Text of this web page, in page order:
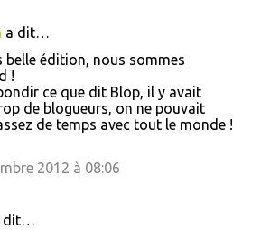
a dit…
belle édition, nous sommes
!
ce que dit Blop, il y avait
de blogueurs, on ne pouvait
de temps avec tout le monde !
2012 à 08:06
dit…